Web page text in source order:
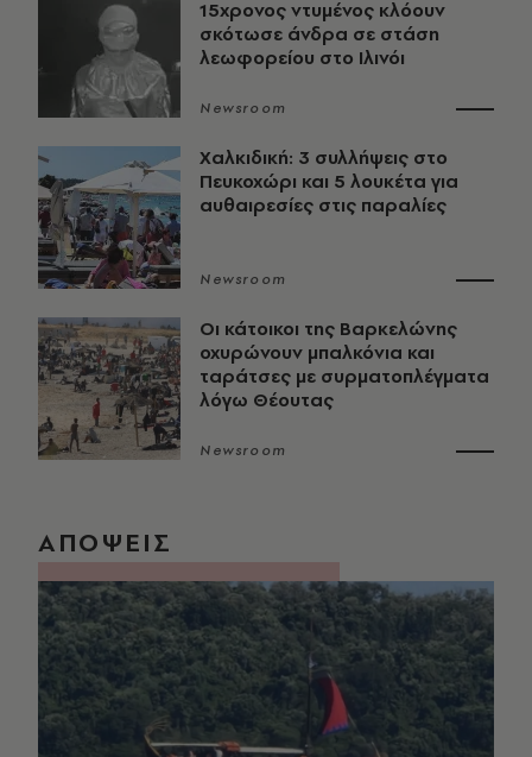
15χρονος ντυμένος κλόουν
σκότωσε άνδρα σε στάση
λεωφορείου στο Ιλινόι
Newsroom
Χαλκιδική: 3 συλλήψεις στο
Πευκοχώρι και 5 λουκέτα για
αυθαιρεσίες στις παραλίες
Newsroom
Οι κάτοικοι της Βαρκελώνης
οχυρώνουν μπαλκόνια και
ταράτσες με συρματοπλέγματα
λόγω Θέουτας
Newsroom
ΑΠΟΨΕΙΣ